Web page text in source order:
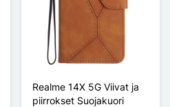
Realme 14X 5G Viivat ja
piirrokset Suojakuori